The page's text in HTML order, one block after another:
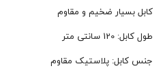
کابل بسیار ضخیم و مقاوم
طول کابل: 120 سانتی متر
جنس کابل: پلاستیک مقاوم